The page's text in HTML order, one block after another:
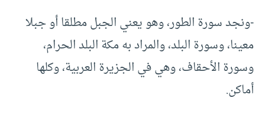
-ونجد سورة الطور، وهو يعني الجبل مطلقا أو جبلا
معينا، وسورة البلد، والمراد به مكة البلد الحرام،
وسورة الأحقاف، وهي في الجزيرة العربية، وكلها
أماكن.